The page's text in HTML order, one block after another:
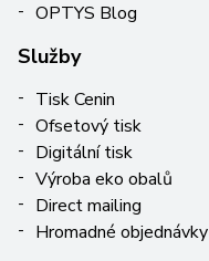
OPTYS Blog
Služby
Tisk Cenin
Ofsetový tisk
Digitální tisk
Výroba eko obalů
Direct mailing
Hromadné objednávky